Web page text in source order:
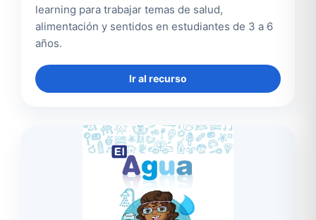
learning para trabajar temas de salud,
alimentación y sentidos en estudiantes de 3 a 6
años.
Ir al recurso